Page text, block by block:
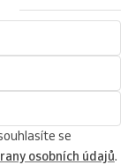
se
osobních údajů.